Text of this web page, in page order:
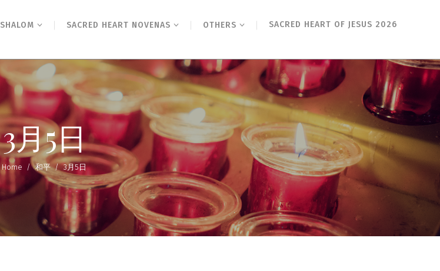
SHALOM SACRED HEART NOVENAS OTHERS SACRED HEART OF JESUS 2026
3月5日
Home /和平 /3月5日